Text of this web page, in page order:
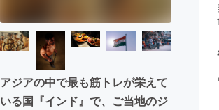
CAMPFIREふるさと納税machi-ya
アジアの中で最も筋トレが栄えて
いる国『インド』で、ご当地のジ